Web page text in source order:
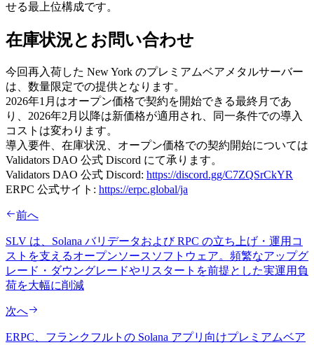
せる最上位構成です。
在庫状況とお問い合わせ
今回再入荷した New York のプレミアムベアメタルサーバー
は、数量限定での提供となります。
2026年1月はオープン価格で契約を開始できる最終月であ
り、2026年2月以降は新価格が適用され、同一条件での導入
コストは変わります。
導入要件、在庫状況、オープン価格での契約開始については
Validators DAO 公式 Discord にて承ります。
Validators DAO 公式 Discord: https://discord.gg/C7ZQSrCkYR
ERPC 公式サイト: https://erpc.global/ja
前へ
SLV は、Solana バリデータおよび RPC の立ち上げ・運用コ
ストを支えるオープンソースソフトウェア。頻繁なアップグ
レード・ダウングレードやリスタートを前提とした実運用負
荷を大幅に削減
次へ
ERPC、フランクフルトの Solana アプリ向けプレミアムベア